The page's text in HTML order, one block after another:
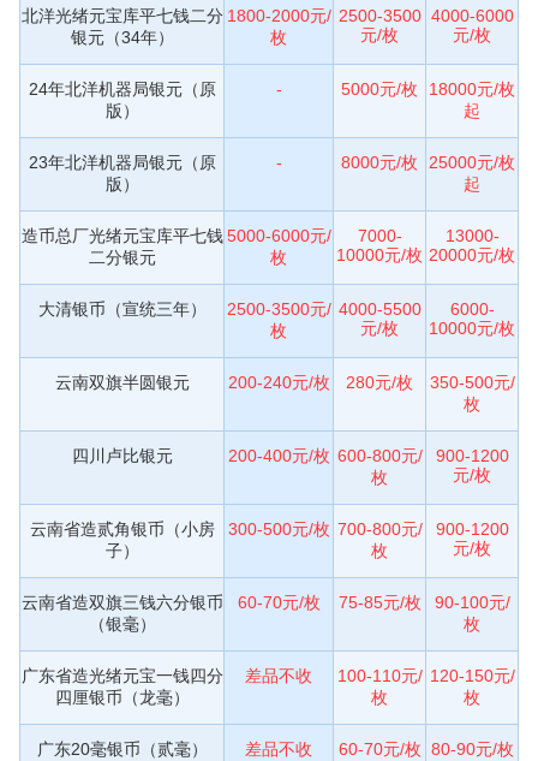
北洋光绪元宝库平七钱二分
银元（34年）
1800-2000元/
枚
2500-3500
元/枚
4000-6000
元/枚
24年北洋机器局银元（原
版）
- 5000元/枚
18000元/枚
起
23年北洋机器局银元（原
版）
- 8000元/枚
25000元/枚
起
造币总厂光绪元宝库平七钱
二分银元
5000-6000元/
枚
7000-
10000元/枚
13000-
20000元/枚
大清银币（宣统三年）
2500-3500元/
枚
4000-5500
元/枚
6000-
10000元/枚
云南双旗半圆银元 200-240元/枚 280元/枚
350-500元/
枚
四川卢比银元 200-400元/枚 600-800元/
枚
900-1200
元/枚
云南省造贰角银币（小房
子）
300-500元/枚 700-800元/
枚
900-1200
元/枚
云南省造双旗三钱六分银币
（银毫）
60-70元/枚 75-85元/枚
90-100元/
枚
广东省造光绪元宝一钱四分
四厘银币（龙毫）
差品不收
100-110元/
枚
120-150元/
枚
广东20毫银币（贰毫） 差品不收 60-70元/枚 80-90元/枚